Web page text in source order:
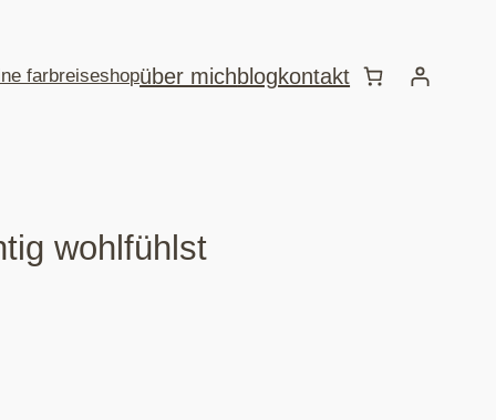
farbreiseshopüber michblogkontakt
wohlfühlst